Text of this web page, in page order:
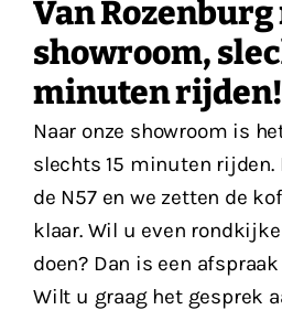
Van Rozenburg
showroom,
minuten rijden!
Naar onze showroom is
slechts 15 minuten rijden.
de N57 en we zetten de
klaar. Wil u even
doen? Dan is een
Wilt u graag het gesprek